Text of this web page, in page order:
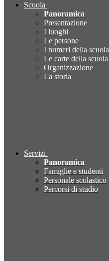
Scuola
Panoramica
Presentazione
I luoghi
Le persone
I numeri della scuola
Le carte della scuola
Organizzazione
La storia
Servizi
Panoramica
Famiglie e studenti
Personale scolastico
Percorsi di studio